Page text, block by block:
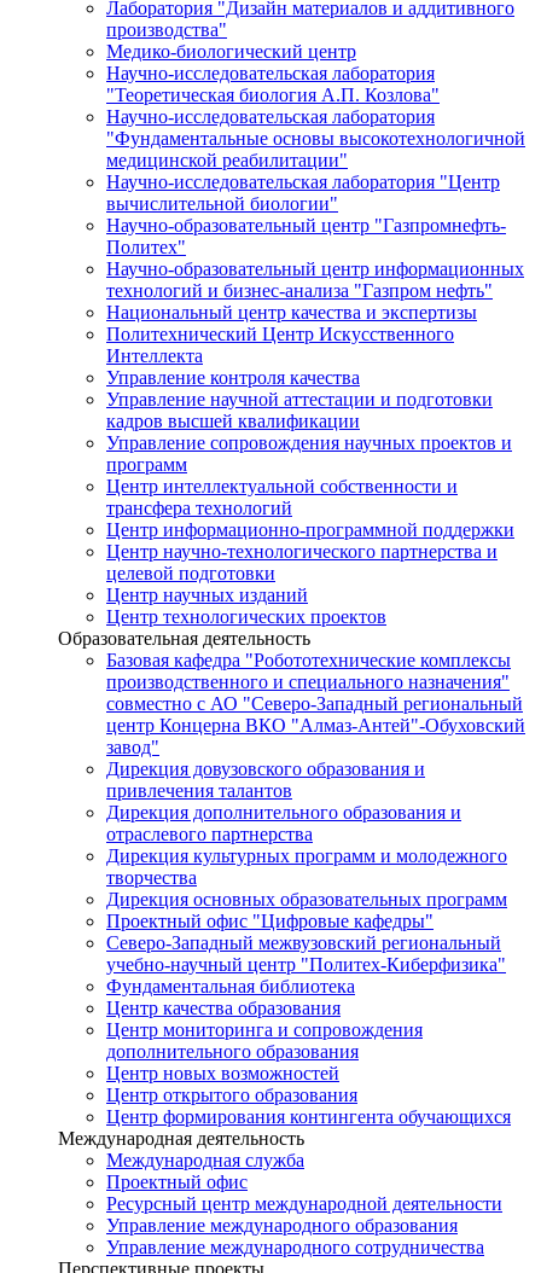
Лаборатория "Дизайн материалов и аддитивного
производства"
Медико-биологический центр
Научно-исследовательская лаборатория
"Теоретическая биология А.П. Козлова"
Научно-исследовательская лаборатория
"Фундаментальные основы высокотехнологичной
медицинской реабилитации"
Научно-исследовательская лаборатория "Центр
вычислительной биологии"
Научно-образовательный центр "Газпромнефть-
Политех"
Научно-образовательный центр информационных
технологий и бизнес-анализа "Газпром нефть"
Национальный центр качества и экспертизы
Политехнический Центр Искусственного
Интеллекта
Управление контроля качества
Управление научной аттестации и подготовки
кадров высшей квалификации
Управление сопровождения научных проектов и
программ
Центр интеллектуальной собственности и
трансфера технологий
Центр информационно-программной поддержки
Центр научно-технологического партнерства и
целевой подготовки
Центр научных изданий
Центр технологических проектов
Образовательная деятельность
Базовая кафедра "Робототехнические комплексы
производственного и специального назначения"
совместно с АО "Северо-Западный региональный
центр Концерна ВКО "Алмаз-Антей"-Обуховский
завод"
Дирекция довузовского образования и
привлечения талантов
Дирекция дополнительного образования и
отраслевого партнерства
Дирекция культурных программ и молодежного
творчества
Дирекция основных образовательных программ
Проектный офис "Цифровые кафедры"
Северо-Западный межвузовский региональный
учебно-научный центр "Политех-Киберфизика"
Фундаментальная библиотека
Центр качества образования
Центр мониторинга и сопровождения
дополнительного образования
Центр новых возможностей
Центр открытого образования
Центр формирования контингента обучающихся
Международная деятельность
Международная служба
Проектный офис
Ресурсный центр международной деятельности
Управление международного образования
Управление международного сотрудничества
Перспективные проекты